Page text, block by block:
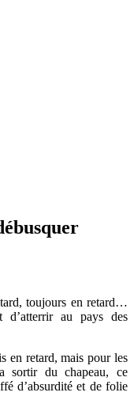
toujours en retard…
au pays des
en retard, mais pour les
sortir du chapeau, ce
d’absurdité et de folie